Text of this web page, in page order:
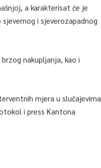
a karakterisat će je
i sjeverozapadnog
nakupljanja, kao i
mjera u slučajevima
i press Kantona